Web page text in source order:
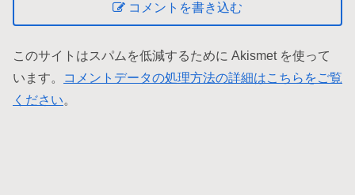
コメントを書き込む
このサイトはスパムを低減するために Akismet を使って
います。
コメントデータの処理方法の詳細はこちらをご覧
ください。